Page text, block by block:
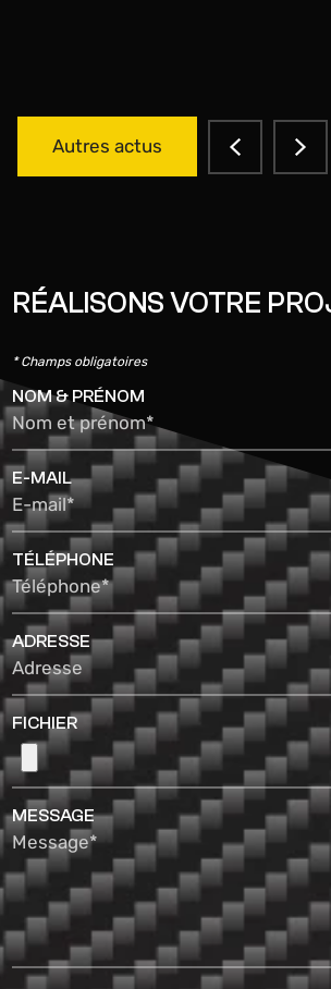
Autres actus
RÉALISONS VOTRE
* Champs obligatoires
NOM & PRÉNOM
Nom et prénom*
E-MAIL
E-mail*
TÉLÉPHONE
Téléphone*
ADRESSE
Adresse
FICHIER
MESSAGE
Message*